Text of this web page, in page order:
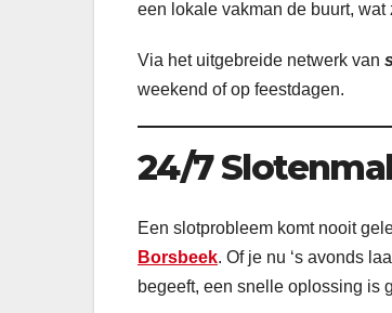
een lokale vakman de buurt,
Via het uitgebreide netwerk van
weekend of op feestdagen.
24/7
Een slotprobleem komt nooit
Borsbeek. Of je nu ‘s avonds
begeeft, een snelle oplossing is